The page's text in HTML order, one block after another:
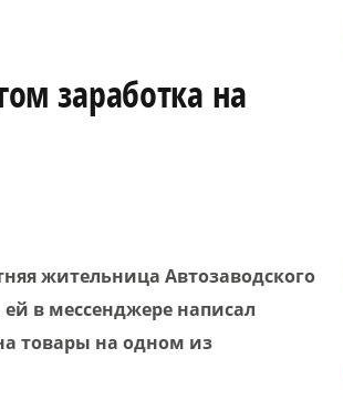
заработка на
жительница Автозаводского
в мессенджере написал
товары на одном из